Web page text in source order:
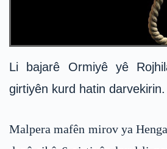
Li bajarê Ormiyê yê
girtiyên kurd hatin darvekirin.
Malpera mafên mirov ya